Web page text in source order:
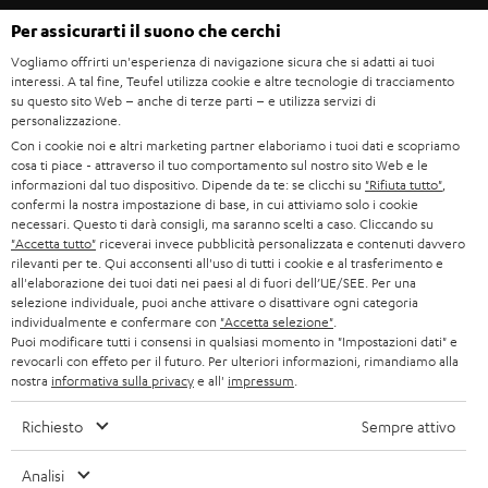
w
s
l
e
t
t
e
r
BLUETOOTH
CUFFIE
CUFFIE BLUETOOTH
SET STEREO
ALTOPARLANTE
ULTIMA
CUFFIE IN-EAR
FANSHOP
NOVITÁ
CARRIERA
STAMPA
B2B
BLOG
NEWSLETTER
NEGOZI
VANTAGGI TEUFEL
LA NOSTRA STORIA
MANAGEMENT
GERMANIA
AUSTRIA
SVIZZERA
PAESI BASSI
BELGIO
FRANCIA
POLONIA
Ci riserviamo il diritto di apportare modifiche relative a specifiche tecniche,
Per assicurarti il suono che cerchi
Vogliamo offrirti un'esperienza di navigazione sicura che si adatti ai tuoi
interessi. A tal fine, Teufel utilizza cookie e altre tecnologie di tracciamento
su questo sito Web – anche di terze parti – e utilizza servizi di
personalizzazione.
Con i cookie noi e altri marketing partner elaboriamo i tuoi dati e scopriamo
cosa ti piace - attraverso il tuo comportamento sul nostro sito Web e le
informazioni dal tuo dispositivo. Dipende da te: se clicchi su "Rifiuta tutto"
confermi la nostra impostazione di base, in cui attiviamo solo i cookie
necessari. Questo ti darà consigli, ma saranno scelti a caso. Cliccando su
"Accetta tutto" riceverai invece pubblicità personalizzata e contenuti davvero
rilevanti per te. Qui acconsenti all'uso di tutti i cookie e al trasferimento e
all'elaborazione dei tuoi dati nei paesi al di fuori dell’UE/SEE. Per una
selezione individuale, puoi anche attivare o disattivare ogni categoria
individualmente e confermare con "Accetta selezione"
Puoi modificare tutti i consensi in qualsiasi momento in "Impostazioni dati" e
revocarli con effeto per il futuro. Per ulteriori informazioni, rimandiamo alla
nostra informativa sulla privacye all' impressum
Richiesto Sempre attivo
Analisi